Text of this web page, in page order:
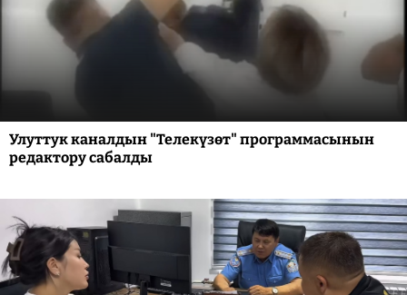
Улуттук каналдын "Телекүзөт" программасынын
редактору сабалды